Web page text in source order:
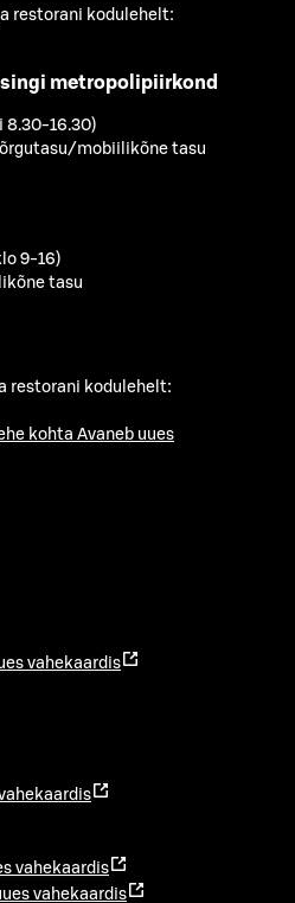
restorani kodulehelt:
metropolipiirkond
8.30-16.30)
mobiilikõne tasu
9-16)
tasu
restorani kodulehelt:
kohta Avaneb uues
vahekaardis
vahekaardis
vahekaardis